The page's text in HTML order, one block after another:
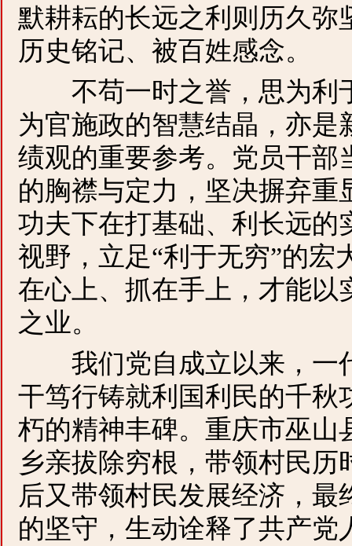
默耕耘的长远之利则历久弥
历史铭记、被百姓感念。
不苟一时之誉，思为利
为官施政的智慧结晶，亦
绩观的重要参考。党员干部
的胸襟与定力，坚决摒弃
功夫下在打基础、利长远的
视野，立足“利于无穷”的宏
在心上、抓在手上，才能以
之业。
我们党自成立以来，一
干笃行铸就利国利民的千秋
朽的精神丰碑。重庆市巫山
乡亲拔除穷根，带领村民历
后又带领村民发展经济，
的坚守，生动诠释了共产党